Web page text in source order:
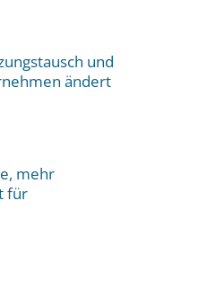
und
ändert
mehr
für